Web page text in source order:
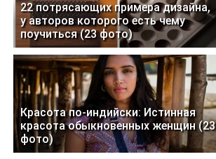
22 потрясающих примера дизайна,
у авторов которого есть чему
поучиться (23 фото)
Красота по-индийски: Истинная
красота обыкновенных женщин (23
фото)